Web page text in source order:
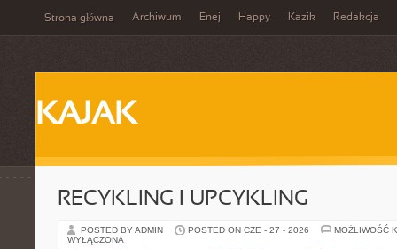
Strona główna Archiwum Enej Happy Kazik Redakcja
KAJAK
RECYKLING I UPCYKLING
POSTED BY ADMIN POSTED ON CZE - 27 - 2026
MOŻLIWOŚĆ
WYŁĄCZONA